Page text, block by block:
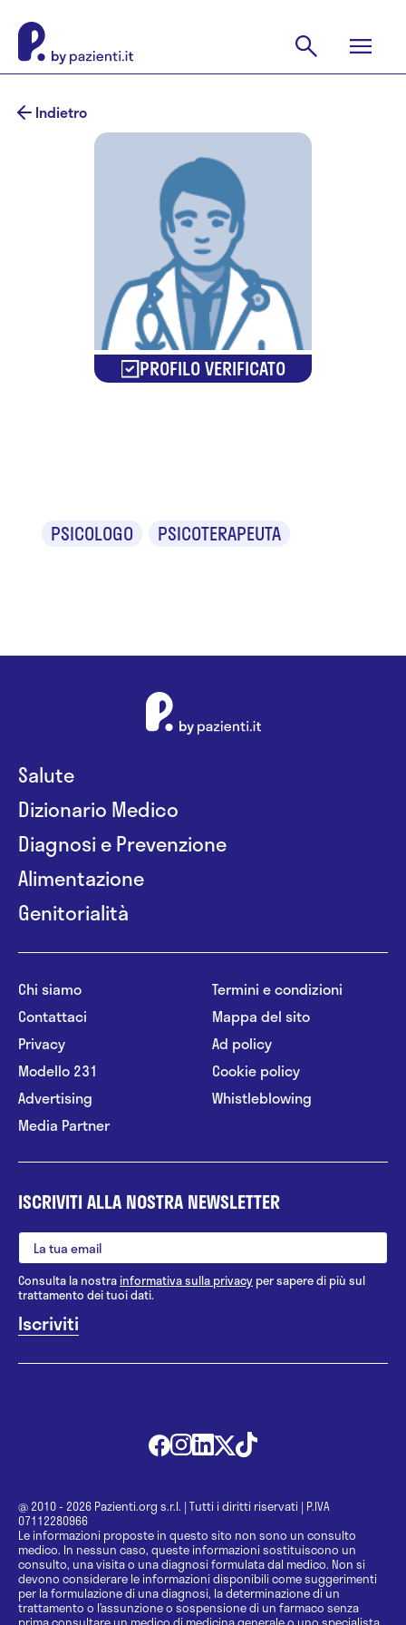
Indietro
PROFILO VERIFICATO
PSICOLOGO PSICOTERAPEUTA
Salute
Dizionario Medico
Diagnosi e Prevenzione
Alimentazione
Genitorialità
Chi siamo
Contattaci
Privacy
Modello 231
Advertising
Media Partner
Termini e condizioni
Mappa del sito
Ad policy
Cookie policy
Whistleblowing
ISCRIVITI ALLA NOSTRA NEWSLETTER
Consulta la nostrainformativa sulla privacy per sapere di più sul
trattamento dei tuoi dati.
@ 2010 - 2026 Pazienti.org s.r.l. | Tutti i diritti riservati | P.IVA
07112280966
Le informazioni proposte in questo sito non sono un consulto
medico. In nessun caso, queste informazioni sostituiscono un
consulto, una visita o una diagnosi formulata dal medico. Non si
devono considerare le informazioni disponibili come suggerimenti
per la formulazione di una diagnosi, la determinazione di un
trattamento o l’assunzione o sospensione di un farmaco senza